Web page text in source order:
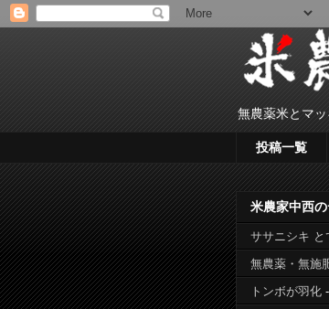
無農薬米とマ
投稿一覧
米農家中西
ササニシキ と
無農薬・無施
トンボが羽化